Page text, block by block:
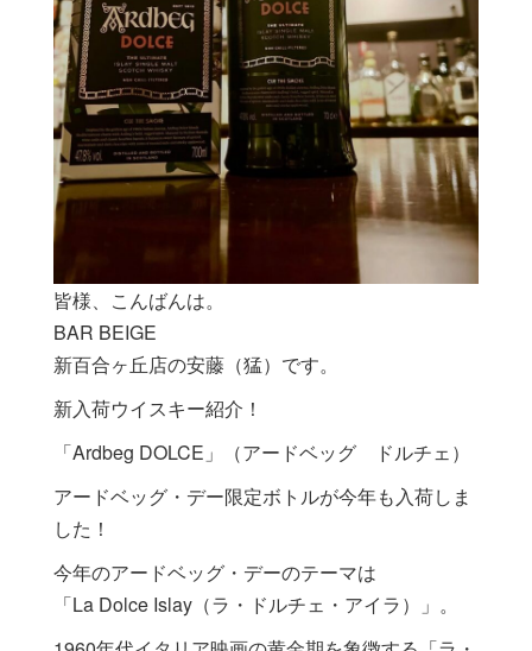
皆様、こんばんは。
BAR BEIGE
新百合ヶ丘店の安藤（猛）です。
新入荷ウイスキー紹介！
「Ardbeg DOLCE」（アードベッグ ドルチェ）
アードベッグ・デー限定ボトルが今年も入荷しま
した！
今年のアードベッグ・デーのテーマは
「La Dolce Islay（ラ・ドルチェ・アイラ）」。